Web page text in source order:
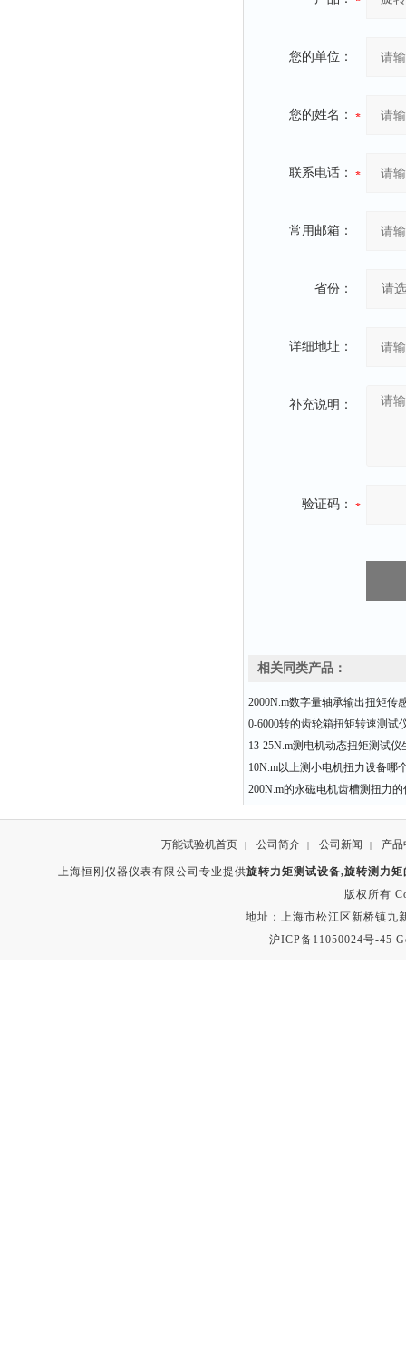
您的单位：
您的姓名：
联系电话：
常用邮箱：
省份：
详细地址：
补充说明：
验证码：
相关同类产品：
2000N.m数字量轴承输出扭矩传
0-6000转的齿轮箱扭矩转速测试
13-25N.m测电机动态扭矩测试仪
10N.m以上测小电机扭力设备哪
200N.m的永磁电机齿槽测扭力
万能试验机首页 | 公司简介 | 公司新闻 | 产品
上海恒刚仪器仪表有限公司专业提供旋转力矩测试设备,旋转测力矩
版权所有
地址：上海市松江区新桥镇九
沪ICP备11050024号-45